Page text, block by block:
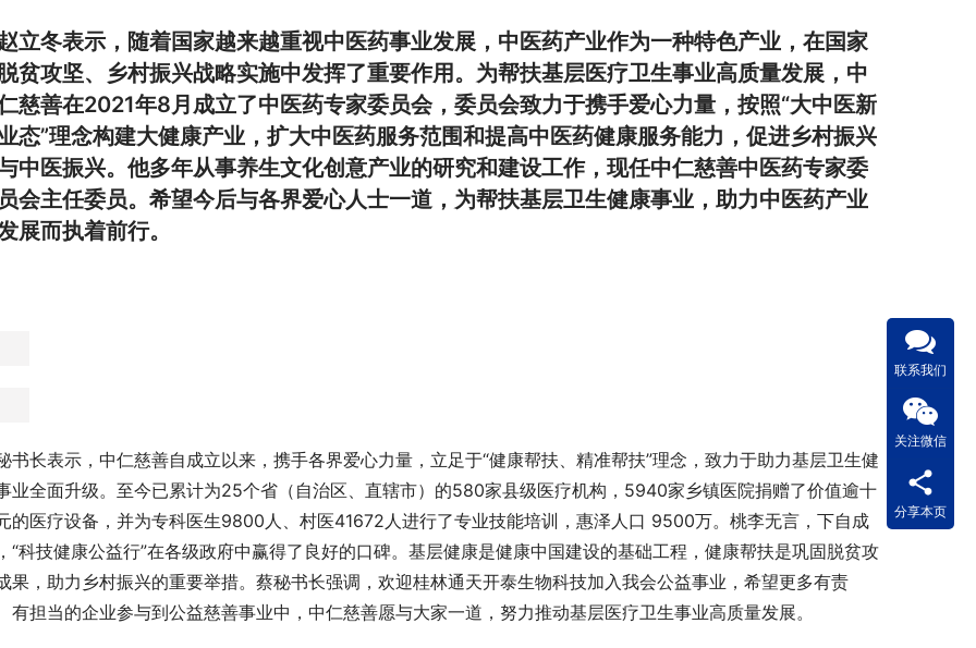
立冬表示，随着国家越来越重视中医药事业发展，中医药产业作为一种特色产业，在国家
贫攻坚、乡村振兴战略实施中发挥了重要作用。为帮扶基层医疗卫生事业高质量发展，中
慈善在2021年8月成立了中医药专家委员会，委员会致力于携手爱心力量，按照“大中医新
态”理念构建大健康产业，扩大中医药服务范围和提高中医药健康服务能力，促进乡村振兴
中医振兴。他多年从事养生文化创意产业的研究和建设工作，现任中仁慈善中医药专家委
会主任委员。希望今后与各界爱心人士一道，为帮扶基层卫生健康事业，助力中医药产业
展而执着前行。
书长表示，中仁慈善自成立以来，携手各界爱心力量，立足于“健康帮扶、精准帮扶”理念，致力于助力基层卫生健
业全面升级。至今已累计为25个省（自治区、直辖市）的580家县级医疗机构，5940家乡镇医院捐赠了价值逾十
的医疗设备，并为专科医生9800人、村医41672人进行了专业技能培训，惠泽人口 9500万。桃李无言，下自成
“科技健康公益行”在各级政府中赢得了良好的口碑。基层健康是健康中国建设的基础工程，健康帮扶是巩固脱贫攻
果，助力乡村振兴的重要举措。蔡秘书长强调，欢迎桂林通天开泰生物科技加入我会公益事业，希望更多有责
有担当的企业参与到公益慈善事业中，中仁慈善愿与大家一道，努力推动基层医疗卫生事业高质量发展。
联系我们
关注微信
分享本页